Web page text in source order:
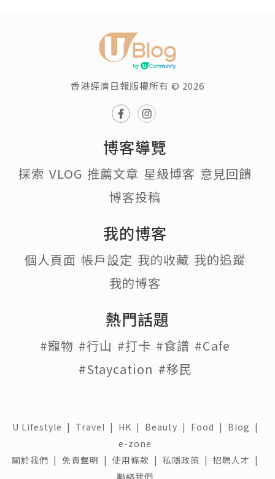
香港經濟日報版權所有 © 2026
博客導覽
探索 VLOG 推薦文章 星級博客 意見回饋
博客投稿
我的博客
個人頁面 帳戶設定 我的收藏 我的追蹤
我的博客
熱門話題
#寵物 #行山 #打卡 #食譜 #Cafe
#Staycation #移民
U Lifestyle | Travel | HK | Beauty | Food | Blog |
e-zone
關於我們 | 免責聲明 | 使用條款 | 私隱政策 | 招聘人才 |
聯絡我們